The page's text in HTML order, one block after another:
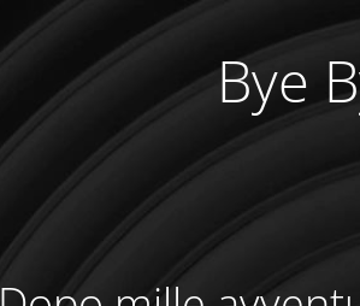
Bye